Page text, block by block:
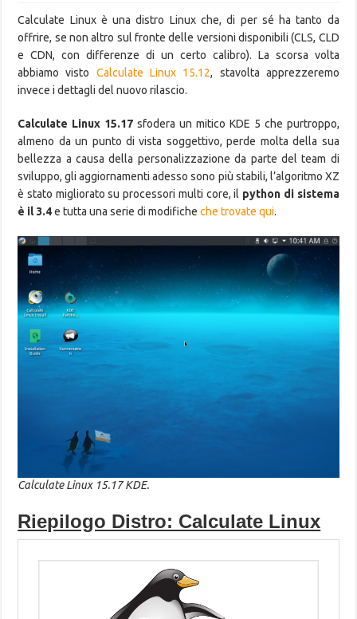
Calculate Linux è una distro Linux che, di per sé ha tanto da
offrire, se non altro sul fronte delle versioni disponibili (CLS, CLD
e CDN, con differenze di un certo calibro). La scorsa volta
abbiamo visto Calculate Linux 15.12, stavolta apprezzeremo
invece i dettagli del nuovo rilascio.
Calculate Linux 15.17 sfodera un mitico KDE 5 che purtroppo,
almeno da un punto di vista soggettivo, perde molta della sua
bellezza a causa della personalizzazione da parte del team di
sviluppo, gli aggiornamenti adesso sono più stabili, l’algoritmo XZ
è stato migliorato su processori multi core, il python di sistema
è il 3.4e tutta una serie di modificheche trovate qui.
Calculate Linux 15.17 KDE.
Riepilogo Distro: Calculate Linux